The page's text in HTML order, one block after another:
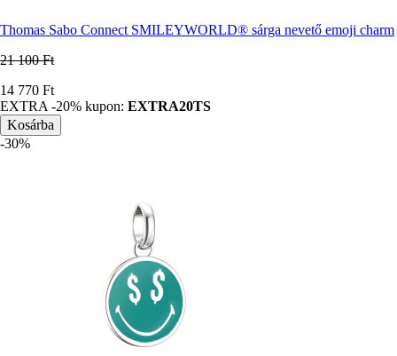
Thomas Sabo Connect SMILEYWORLD® sárga nevető emoji charm
21 100 Ft
Ár
14 770 Ft
EXTRA -20% kupon: EXTRA20TS
-30%